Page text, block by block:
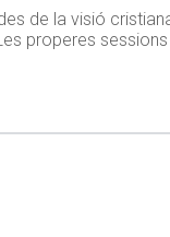
de la visió
properes